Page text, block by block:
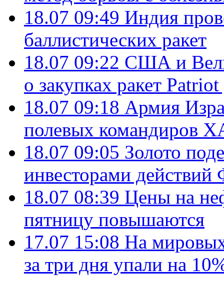
18.07 09:49 Индия
баллистических ракет
18.07 09:22 США и
о закупках ракет
18.07 09:18 Армия
полевых командиров
18.07 09:05 Золото
инвесторами
18.07 08:39 Цены на
пятницу повышаются
17.07 15:08 На
за три дня упали на